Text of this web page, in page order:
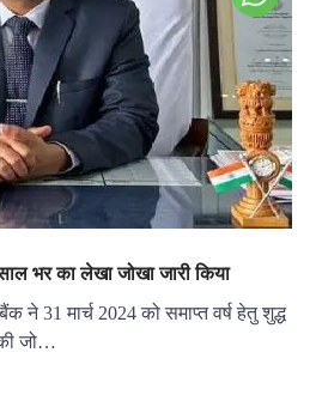
भर का लेखा जोखा जारी किया
ने 31 मार्च 2024 को समाप्त वर्ष हेतु शुद्ध
जो…